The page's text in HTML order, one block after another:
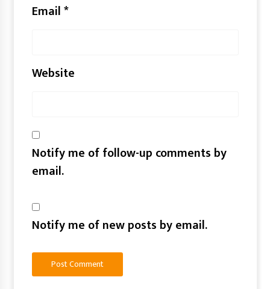
Email*
Website
Notify me of follow-up comments by
email.
Notify me of new posts by email.